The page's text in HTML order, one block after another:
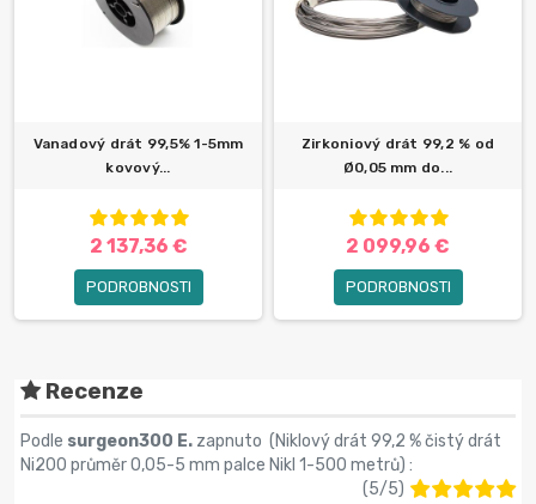
Vanadový drát 99,5% 1-5mm
kovový...
2 137,36 €
PODROBNOSTI
Zirkoniový drát 99,2 % od
Ø0,05 mm do...
2 099,96 €
PODROBNOSTI
Recenze
Podle surgeon300 E. zapnuto (Niklový drát 99,2 % čistý drát
Ni200 průměr 0,05-5 mm palce Nikl 1-500 metrů) :
(5/5)